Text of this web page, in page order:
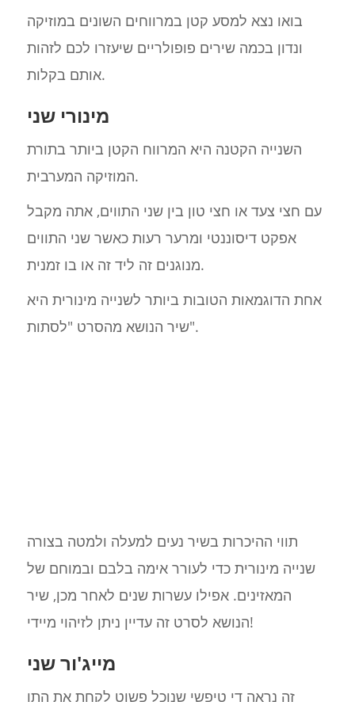
בואו נצא למסע קטן במרווחים השונים במוזיקה
ונדון בכמה שירים פופולריים שיעזרו לכם לזהות
אותם בקלות.
מינורי שני
השנייה הקטנה היא המרווח הקטן ביותר בתורת
המוזיקה המערבית.
עם חצי צעד או חצי טון בין שני התווים, אתה מקבל
אפקט דיסוננטי ומרער רעות כאשר שני התווים
מנוגנים זה ליד זה או בו זמנית.
אחת הדוגמאות הטובות ביותר לשנייה מינורית היא
שיר הנושא מהסרט "לסתות".
תווי ההיכרות בשיר נעים למעלה ולמטה בצורה
שנייה מינורית כדי לעורר אימה בלבם ובמוחם של
המאזינים. אפילו עשרות שנים לאחר מכן, שיר
הנושא לסרט זה עדיין ניתן לזיהוי מיידי!
מייג'ור שני
זה נראה די טיפשי שנוכל פשוט לקחת את התו